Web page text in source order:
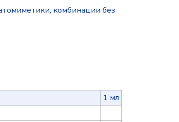
комбинации без
1 мл